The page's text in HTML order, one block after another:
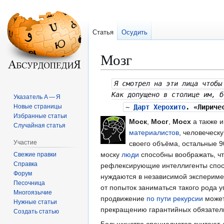
Мозг
Перейти
навигации
Перейти
Я смотрел на эти лица чтобы
Как допущено в столице им,
~ Дарт Херохито.
Моск, Мосг, Мосх а также
материалистов,
своего объёма, остальные
моску люди способны воображать,
рефлексирующие интеллигенты
нуждаются в независимой
от попыток заниматься такого рода
продвижение по пути рекурсии
прекращению гарантийных
Статья Осудить
Указатель А — Я
Новые страницы
Избранные статьи
Случайная статья
Участие
Свежие правки
Справка
Форум
Песочница
Многоязычие
Нужные статьи
Создать статью